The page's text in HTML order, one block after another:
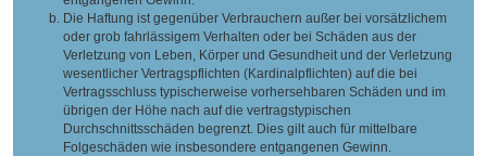
Die Haftung ist gegenüber Verbrauchern außer bei vorsätzlichem
oder grob fahrlässigem Verhalten oder bei Schäden aus der
Verletzung von Leben, Körper und Gesundheit und der Verletzung
wesentlicher Vertragspflichten (Kardinalpflichten) auf die bei
Vertragsschluss typischerweise vorhersehbaren Schäden und im
übrigen der Höhe nach auf die vertragstypischen
Durchschnittsschäden begrenzt. Dies gilt auch für mittelbare
Folgeschäden wie insbesondere entgangenen Gewinn.